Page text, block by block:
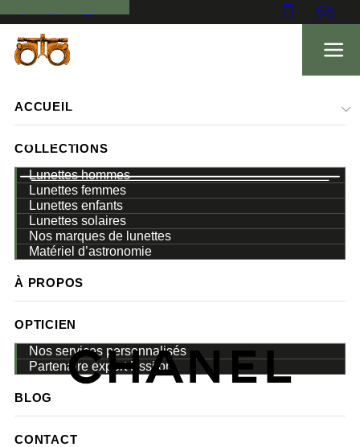
ACCUEIL
COLLECTIONS
Lunettes hommes
Lunettes femmes
Lunettes enfants
Lunettes solaires
Nos marques de lunettes
Matériel d’astronomie
À PROPOS
OPTICIEN
Nos services personnalisés
Partenaire expert Essilor
BLOG
CONTACT
ACCUEIL
LUNETTESCHANEL
MALICIEUSES & RAFFINÉES